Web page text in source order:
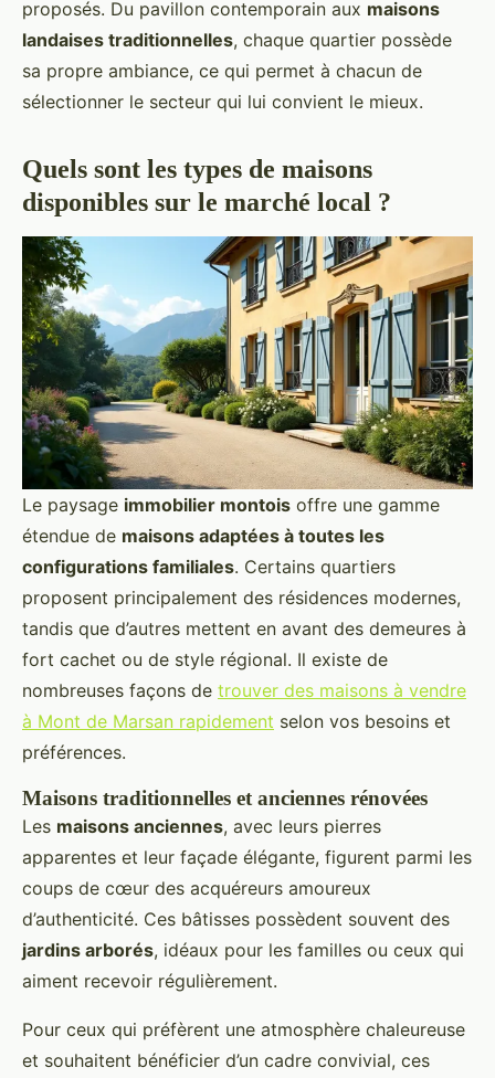
proposés. Du pavillon contemporain aux maisons
landaises traditionnelles, chaque quartier possède
sa propre ambiance, ce qui permet à chacun de
sélectionner le secteur qui lui convient le mieux.
Quels sont les types de maisons
disponibles sur le marché local ?
Le paysage immobilier montois offre une gamme
étendue de maisons adaptées à toutes les
configurations familiales. Certains quartiers
proposent principalement des résidences modernes,
tandis que d’autres mettent en avant des demeures à
fort cachet ou de style régional. Il existe de
nombreuses façons de trouver des maisons à vendre
à Mont de Marsan rapidement selon vos besoins et
préférences.
Maisons traditionnelles et anciennes rénovées
Les maisons anciennes, avec leurs pierres
apparentes et leur façade élégante, figurent parmi les
coups de cœur des acquéreurs amoureux
d’authenticité. Ces bâtisses possèdent souvent des
jardins arborés, idéaux pour les familles ou ceux qui
aiment recevoir régulièrement.
Pour ceux qui préfèrent une atmosphère chaleureuse
et souhaitent bénéficier d’un cadre convivial, ces